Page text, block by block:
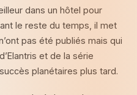
dans un hôtel pour
le reste du temps, il met
pas été publiés mais qui
et de la série
planétaires plus tard.